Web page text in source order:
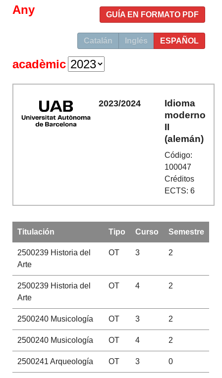
GUÍA EN FORMATO PDF
Catalán Inglés ESPAÑOL
Any
acadèmic
2023/2024
Idioma
moderno
II
(alemán)
Código:
100047
Créditos
ECTS: 6
Titulación Tipo Curso Semestre
2500239Historia del
Arte
OT 3 2
2500239Historia del
Arte
OT 4 2
2500240Musicología OT 3 2
2500240Musicología OT 4 2
2500241 Arqueología OT 3 0